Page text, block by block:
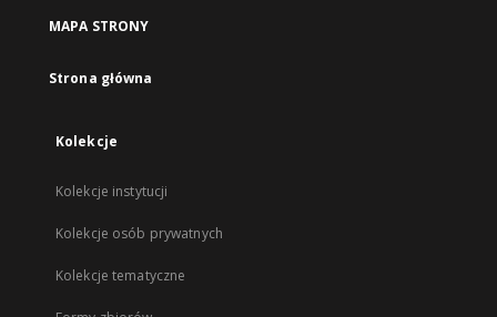
MAPA STRONY
Strona główna
Kolekcje
Kolekcje instytucji
Kolekcje osób prywatnych
Kolekcje tematyczne